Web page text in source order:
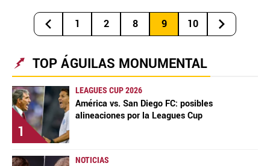
1 2 8 9 10
TOP ÁGUILAS MONUMENTAL
1
LEAGUES CUP 2026
América vs. San Diego FC: posibles
alineaciones por la Leagues Cup
NOTICIAS